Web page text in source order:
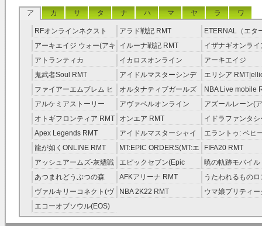
ア カ サ タ ナ ハ マ ヤ ラ ワ
RFオンラインネクスト
RMT
アラド戦記 RMT
ETERNAL（エタ
RMT
アーキエイジ ウォー(アキ
ウオ) RMT
イルーナ戦記 RMT
イザナギオンライ
アトランティカ
RMT|Atlantica RMT
イカロスオンライン
RMT（予約制）
アーキエイジ
RMT|ArcheAge
約制）
鬼武者Soul RMT
アイドルマスターシンデ
レラガールズ(モバマス)
RMT
エリシア
RMT
ファイアーエムブレム ヒ
ーローズ(FEヒーローズ)
RMT
オルタナティブガールズ
RMT
NBA Live mobile
アルケミアストーリー
（アルスト） RMT
アヴァベルオンライン
RMT
アズールレーン(
RMT
オトギフロンティア RMT オンエア RMT
イドラファンタシ
ーサーガ RMT
Apex Legends RMT
アイドルマスターシャイ
ニーカラーズ(シャニマス)
RMT
エラントゥ: ベヒ
ピリット RMT
龍が如くONLINE RMT
MT:EPIC ORDERS(MT:エ
ピック・オーダーズ)
RMT
FIFA20 RMT
アッシュアームズ‐灰燼戦
線 RMT
エピックセブン(Epic
Seven) RMT
暁の軌跡モバイル
伝説 ） RMT
あつまれどうぶつの森
RMT
AFKアリーナ RMT
うたわれるもの
ラグ(ロスフラ)
ヴァルキリーコネクト(ヴ
ァルコネ) RMT
NBA 2K22 RMT
ウマ娘プリティー
エコーオブソウル(EOS)
RMT